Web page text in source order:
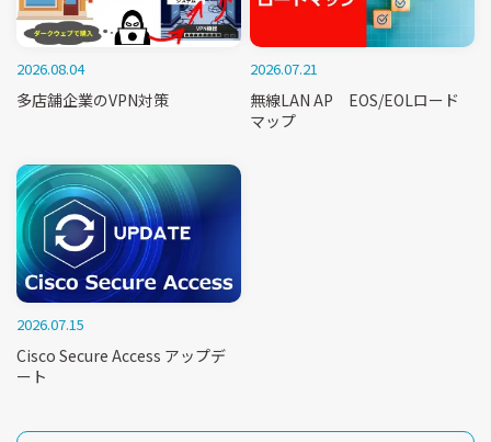
2026.08.04
多店舗企業のVPN対策
2026.07.21
無線LAN AP EOS/EOLロード
マップ
2026.07.15
Cisco Secure Access アップデ
ート